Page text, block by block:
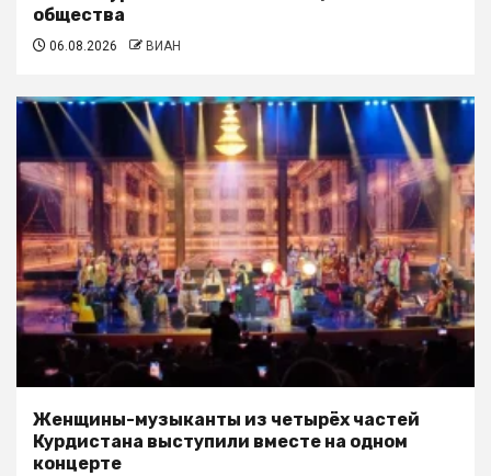
общества
06.08.2026 ВИАН
Женщины-музыканты из четырёх частей
Курдистана выступили вместе на одном
концерте